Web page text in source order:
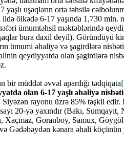
yaşlı uşaqların orta təhsilə
ölkədə 6-17 yaşında 1,730 mln.
ümumtəhsil məktəblərində
bura daxil deyil). Göründüyü
ümumi əhaliyə və şagirdlərə
qeydiyyatda olan şagirdlərə
bir müddət əvvəl apardığı tədqiqata
olan 6-17 yaşlı əhaliyə nisbəti
rayonu üzrə 85% təşkil
20-yə yaxındır (Bakı,
Xaçmaz, Goranboy, Samux,
Gədəbəydən kənara əhali